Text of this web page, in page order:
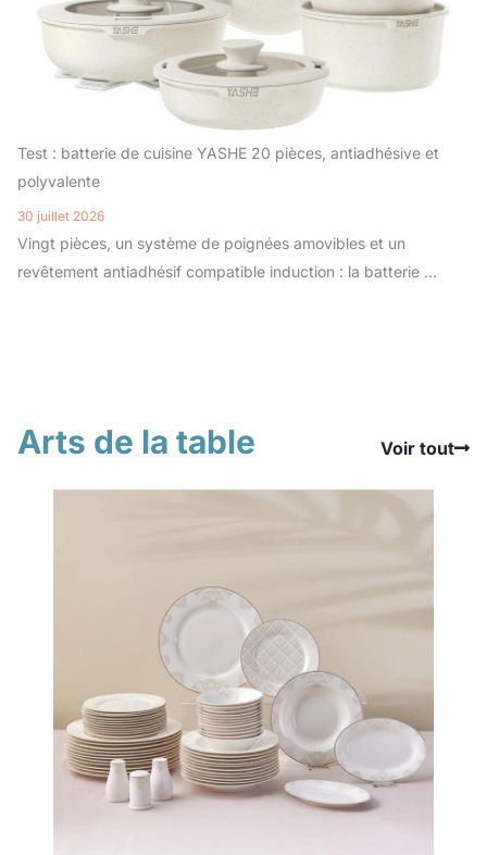
Test : batterie de cuisine YASHE 20 pièces, antiadhésive et
polyvalente
30 juillet 2026
Vingt pièces, un système de poignées amovibles et un
revêtement antiadhésif compatible induction : la batterie ...
Arts de la table Voir tout